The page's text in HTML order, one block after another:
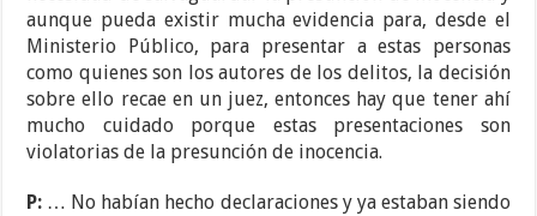
aunque pueda existir mucha evidencia para, desde el
Ministerio Público, para presentar a estas personas
como quienes son los autores de los delitos, la decisión
sobre ello recae en un juez, entonces hay que tener ahí
mucho cuidado porque estas presentaciones son
violatorias de la presunción de inocencia.
P: … No habían hecho declaraciones y ya estaban siendo